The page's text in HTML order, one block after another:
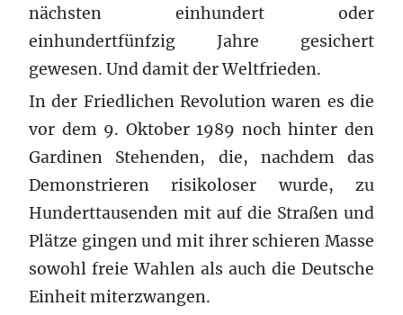
nächsten einhundert oder
einhundertfünfzig Jahre gesichert
gewesen. Und damit der Weltfrieden.
In der Friedlichen Revolution waren es die
vor dem 9. Oktober 1989 noch hinter den
Gardinen Stehenden, die, nachdem das
Demonstrieren risikoloser wurde, zu
Hunderttausenden mit auf die Straßen und
Plätze gingen und mit ihrer schieren Masse
sowohl freie Wahlen als auch die Deutsche
Einheit miterzwangen.